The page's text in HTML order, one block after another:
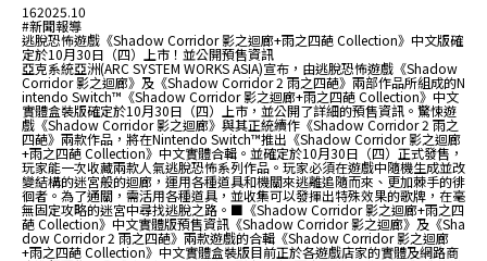
162025.10
#新聞報導
逃脫恐怖遊戲《Shadow Corridor 影之迴廊+雨之四葩 Collection》中文版確
定於10月30日（四）上市！並公開預售資訊
亞克系統亞洲(ARC SYSTEM WORKS ASIA)宣布，由逃脫恐怖遊戲《Shadow
Corridor 影之迴廊》及《Shadow Corridor 2 雨之四葩》兩部作品所組成的N
intendo Switch™《Shadow Corridor 影之迴廊+雨之四葩 Collection》中文
實體盒裝版確定於10月30日（四）上市，並公開了詳細的預售資訊。驚悚遊
戲《Shadow Corridor 影之迴廊》與其正統續作《Shadow Corridor 2 雨之
四葩》兩款作品，將在Nintendo Switch™推出《Shadow Corridor 影之迴廊
+雨之四葩 Collection》中文實體合輯。並確定於10月30日（四）正式發售，
玩家能一次收藏兩款人氣逃脫恐怖系列作品。玩家必須在遊戲中隨機生成並改
變結構的迷宮般的迴廊，運用各種道具和機關來逃離追隨而來、更加棘手的徘
徊者。為了通關，需活用各種道具，並收集可以發揮出特殊效果的歌牌，在毫
無固定攻略的迷宮中尋找逃脫之路。■《Shadow Corridor 影之迴廊+雨之四
葩 Collection》中文實體版預售資訊《Shadow Corridor 影之迴廊》及《Sha
dow Corridor 2 雨之四葩》兩款遊戲的合輯《Shadow Corridor 影之迴廊
+雨之四葩 Collection》中文實體盒裝版目前正於各遊戲店家的實體及網路商